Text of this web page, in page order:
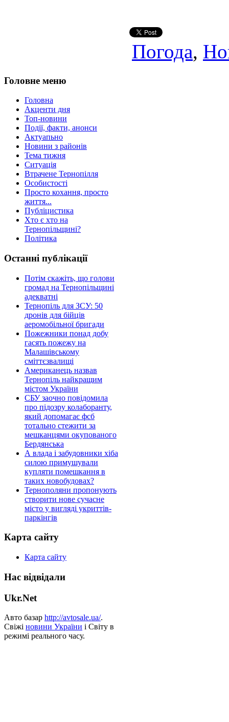
Погода,
Головне меню
Головна
Акценти дня
Топ-новини
Події, факти, анонси
Актуапьно
Новини з районів
Тема тижня
Ситуація
Втрачене Тернопілля
Особистості
Просто кохання, просто
життя...
Публіцистика
Хто є хто на
Тернопільщині?
Політика
Останні публікації
Потім скажіть, що голови
громад на Тернопільщині
адекватні
Тернопіль для ЗСУ: 50
дронів для бійців
аеромобільної бригади
Пожежники понад добу
гасять пожежу на
Малашівському
сміттєзвалищі
Американець назвав
Тернопіль найкращим
містом України
СБУ заочно повідомила
про підозру колаборанту,
який допомагає фсб
тотально стежити за
мешканцями окупованого
Бердянська
А влада і забудовники хіба
силою примушували
купляти помешкання в
таких новобудовах?
Тернополяни пропонують
створити нове сучасне
місто у вигляді укриттів-
паркінгів
Карта сайту
Карта сайту
Нас відвідали
Ukr.Net
Авто базар http://avtosale.ua/.
Свіжі новини України і Світу в
режимі реального часу.